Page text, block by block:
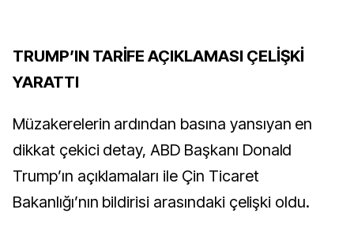
TRUMP’IN TARİFE AÇIKLAMASI ÇELİŞKİ
YARATTI
Müzakerelerin ardından basına yansıyan en
dikkat çekici detay, ABD Başkanı Donald
Trump’ın açıklamaları ile Çin Ticaret
Bakanlığı’nın bildirisi arasındaki çelişki oldu.